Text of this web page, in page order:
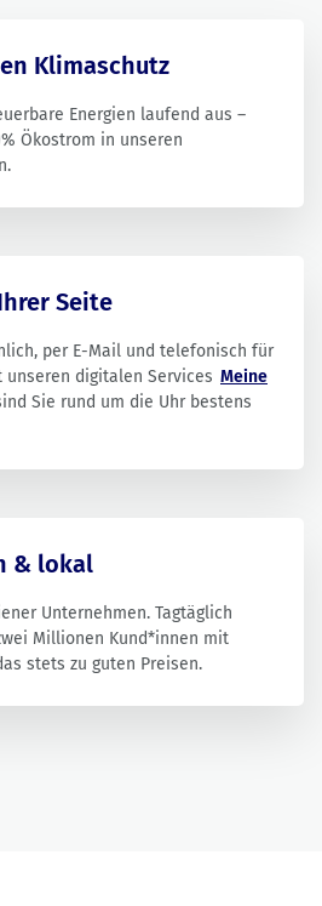
Klimaschutz
Energien laufend aus –
Ökostrom in unseren
Seite
per E-Mail und telefonisch für
unseren digitalen Services Meine
Sie rund um die Uhr bestens
& lokal
Unternehmen. Tagtäglich
Millionen Kund*innen mit
stets zu guten Preisen.